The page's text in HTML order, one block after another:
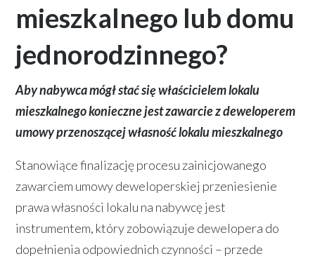
mieszkalnego lub domu
jednorodzinnego?
Aby nabywca mógł stać się właścicielem lokalu
mieszkalnego konieczne jest zawarcie z deweloperem
umowy przenoszącej własność lokalu mieszkalnego
Stanowiące finalizację procesu zainicjowanego
zawarciem umowy deweloperskiej przeniesienie
prawa własności lokalu na nabywcę jest
instrumentem, który zobowiązuje dewelopera do
dopełnienia odpowiednich czynności – przede